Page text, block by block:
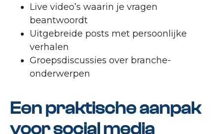
Live video’s waarin je vragen
beantwoordt
Uitgebreide posts met persoonlijke
verhalen
Groepsdiscussies over branche-
onderwerpen
Een praktische aanpak
voor social media